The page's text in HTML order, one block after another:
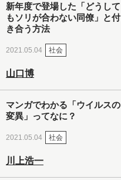
新年度で登場した「どうして
もソリが合わない同僚」と付
き合う方法
2021.05.04 社会
山口博
マンガでわかる「ウイルスの
変異」ってなに？
2021.05.04 社会
川上浩一